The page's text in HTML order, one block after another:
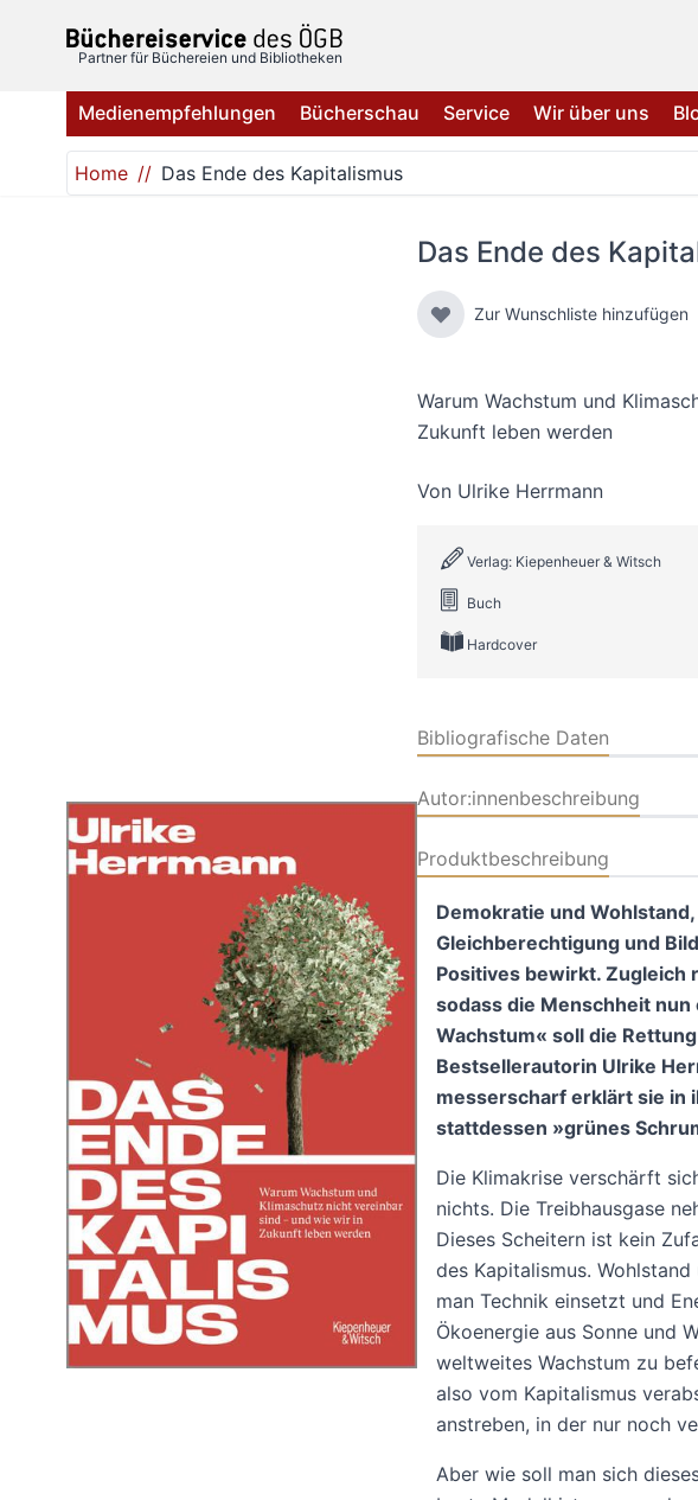
Partner für Büchereien und Bibliotheken
Medienempfehlungen Bücherschau Service Wir über uns
Home Das Ende des Kapitalismus
Das Ende des
Zur Wunschliste hinzufügen
Warum Wachstum und
Zukunft leben werden
Von Ulrike Herrmann
Verlag: Kiepenheuer & Witsch
Buch
Hardcover
Bibliografische Daten
Autor:innenbeschreibung
Produktbeschreibung
Demokratie und
Gleichberechtigung und
Positives bewirkt. Zugleich
sodass die Menschheit
Wachstum« soll die
Bestsellerautorin Ulrike
messerscharf erklärt sie in
stattdessen »grünes
Die Klimakrise verschärft
nichts. Die Treibhausgase
Dieses Scheitern ist kein
des Kapitalismus.
man Technik einsetzt und
Ökoenergie aus Sonne und
weltweites Wachstum zu
also vom Kapitalismus
anstreben, in der nur noch
Aber wie soll man sich